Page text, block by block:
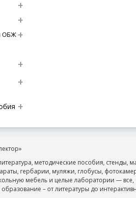
ОБЖ
методические пособия, стенды,
гербарии, муляжи, глобусы,
мебель и целые лаборатории — все,
– от литературы до